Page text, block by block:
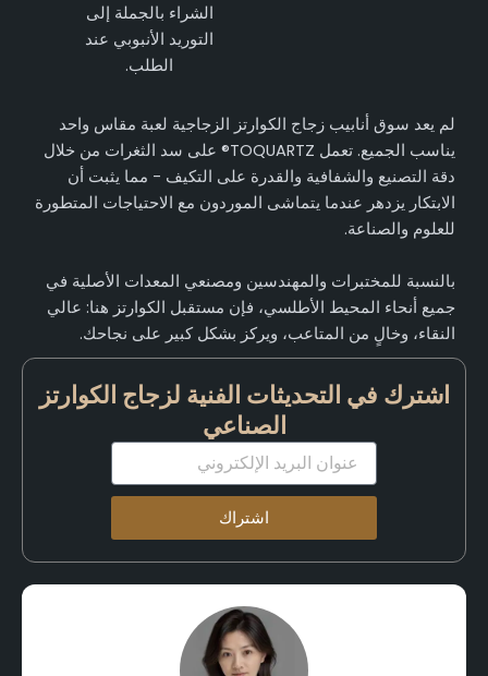
الشراء بالجملة إلى
التوريد الأنبوبي عند
الطلب.
لم يعد سوق أنابيب زجاج الكوارتز الزجاجية لعبة مقاس واحد
يناسب الجميع. تعمل TOQUARTZ® على سد الثغرات من خلال
دقة التصنيع والشفافية والقدرة على التكيف - مما يثبت أن
الابتكار يزدهر عندما يتماشى الموردون مع الاحتياجات المتطورة
للعلوم والصناعة.
بالنسبة للمختبرات والمهندسين ومصنعي المعدات الأصلية في
جميع أنحاء المحيط الأطلسي، فإن مستقبل الكوارتز هنا: عالي
النقاء، وخالٍ من المتاعب، ويركز بشكل كبير على نجاحك.
اشترك في التحديثات الفنية لزجاج الكوارتز
الصناعي
البريد
الإلكتروني
اشتراك